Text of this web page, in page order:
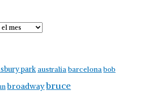
park australiabarcelonabob
broadwaybruce